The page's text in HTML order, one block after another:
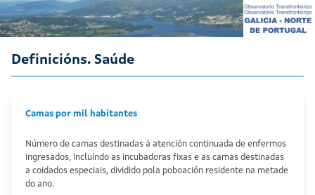
Definicións. Saúde
Camas por mil habitantes
Número de camas destinadas á atención continuada de enfermos
ingresados, incluíndo as incubadoras fixas e as camas destinadas
a coidados especiais, dividido pola poboación residente na metade
do ano.